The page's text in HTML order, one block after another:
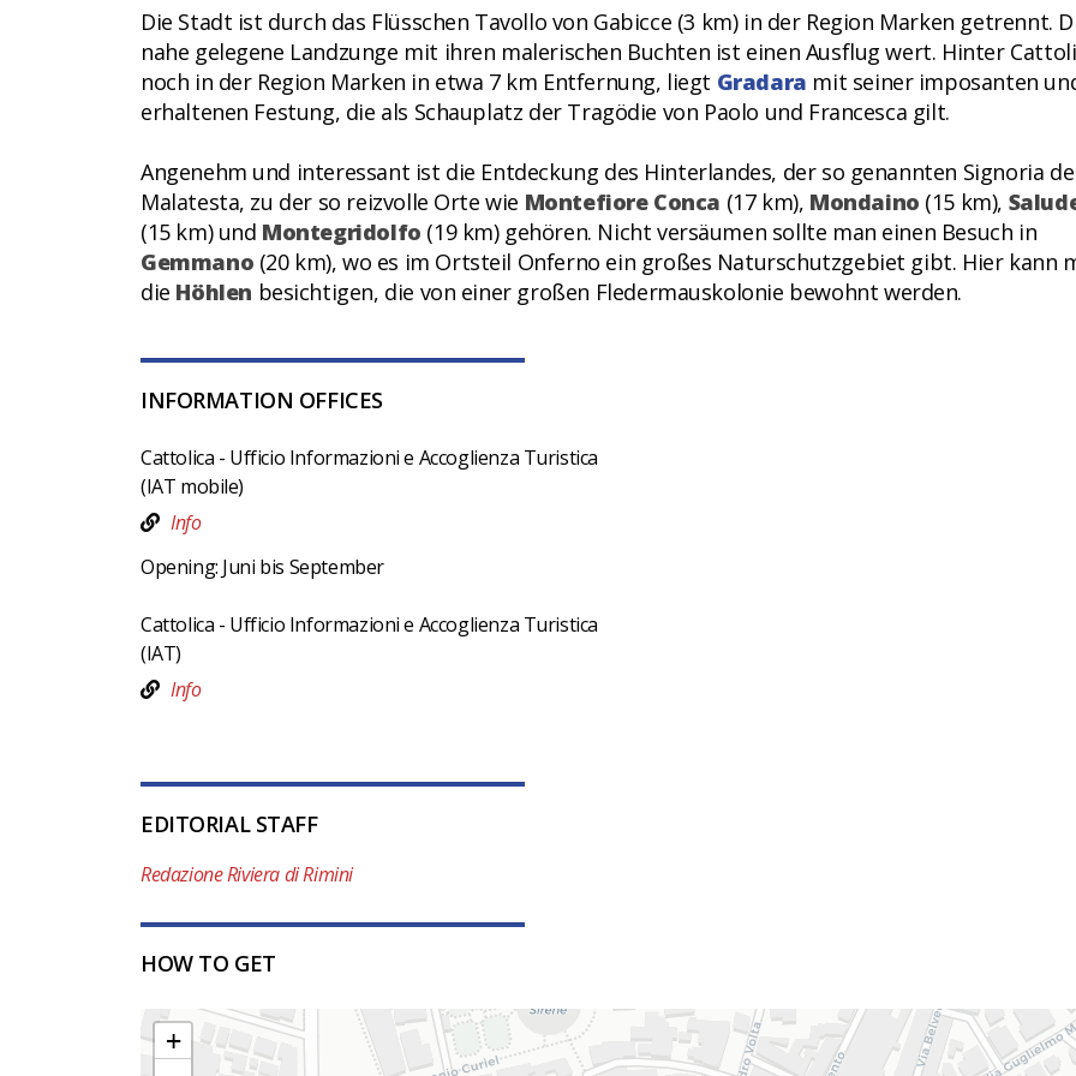
Die Stadt ist durch das Flüsschen Tavollo von Gabicce (3 km) in der Region Marken getrennt.
nahe gelegene Landzunge mit ihren malerischen Buchten ist einen Ausflug wert. Hinter
noch in der Region Marken in etwa 7 km Entfernung, liegt Gradara mit seiner imposanten
erhaltenen Festung, die als Schauplatz der Tragödie von Paolo und Francesca gilt.
Angenehm und interessant ist die Entdeckung des Hinterlandes, der so genannten Signoria
Malatesta, zu der so reizvolle Orte wie Montefiore Conca (17 km), Mondaino (15 km),
(15 km) und Montegridolfo (19 km) gehören. Nicht versäumen sollte man einen Besuch in
Gemmano (20 km), wo es im Ortsteil Onferno ein großes Naturschutzgebiet gibt. Hier kann
die Höhlen besichtigen, die von einer großen Fledermauskolonie bewohnt werden.
INFORMATION OFFICES
Cattolica - Ufficio Informazioni e Accoglienza Turistica
(IAT mobile)
Info
Opening: Juni bis September
Cattolica - Ufficio Informazioni e Accoglienza Turistica
(IAT)
Info
EDITORIAL STAFF
Redazione Riviera di Rimini
HOW TO GET
+